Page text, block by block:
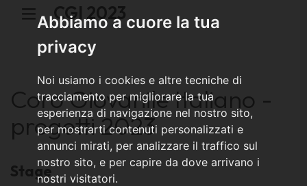
Abbiamo a cuore la tua
privacy
Noi usiamo i cookies e altre tecniche di
tracciamento per migliorare la tua
esperienza di navigazione nel nostro sito,
per mostrarti contenuti personalizzati e
annunci mirati, per analizzare il traffico sul
nostro sito, e per capire da dove arrivano i
nostri visitatori.
CGI 2023
Coro Giovanile Italiano -
progetti 2023
Stage